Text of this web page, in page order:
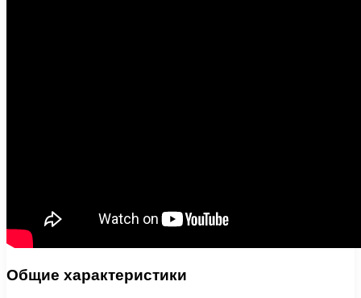
Общие характеристики